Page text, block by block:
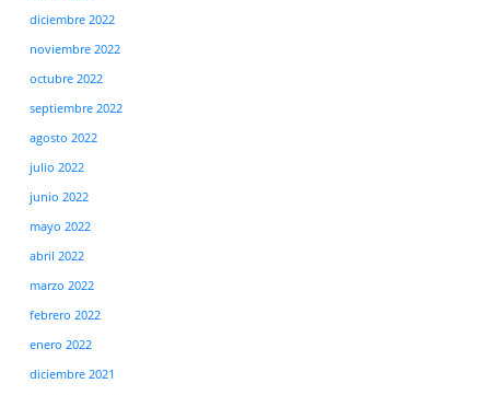
diciembre 2022
noviembre 2022
octubre 2022
septiembre 2022
agosto 2022
julio 2022
junio 2022
mayo 2022
abril 2022
marzo 2022
febrero 2022
enero 2022
diciembre 2021